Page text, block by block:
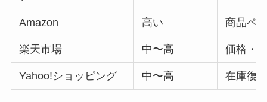
Amazon 高い 商品ペ
楽天市場 中〜高 価格・
Yahoo!ショッピング 中〜高 在庫復